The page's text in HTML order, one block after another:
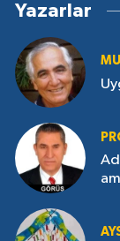
Yazarlar